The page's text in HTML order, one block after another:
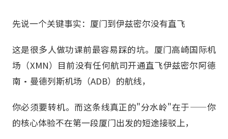
先说一个关键事实：厦门到伊兹密尔没有直飞
这是很多人做功课前最容易踩的坑。厦门高崎国际机
场（XMN）目前没有任何航司开通直飞伊兹密尔阿德
南·曼德列斯机场（ADB）的航线，
你必须要转机。而这条线真正的"分水岭"在于——你
的核心体验不在第一段厦门出发的短途接驳上，